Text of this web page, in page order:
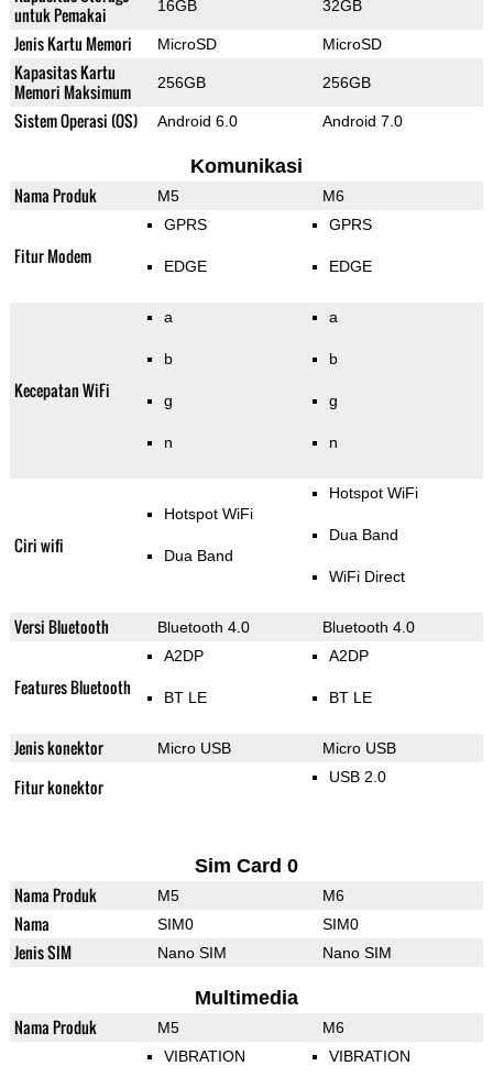
untuk Pemakai
16GB 32GB
Jenis Kartu Memori MicroSD MicroSD
Kapasitas Kartu
Memori Maksimum
256GB 256GB
Sistem Operasi (OS) Android 6.0 Android 7.0
Komunikasi
Nama Produk M5 M6
Fitur Modem
GPRS
EDGE
GPRS
EDGE
Kecepatan WiFi
a
b
g
n
a
b
g
n
Ciri wifi
Hotspot WiFi
Dua Band
Hotspot WiFi
Dua Band
WiFi Direct
Versi Bluetooth Bluetooth 4.0 Bluetooth 4.0
Features Bluetooth
A2DP
BT LE
A2DP
BT LE
Jenis konektor Micro USB Micro USB
Fitur konektor USB 2.0
Sim Card 0
Nama Produk M5 M6
Nama SIM0 SIM0
Jenis SIM Nano SIM Nano SIM
Multimedia
Nama Produk M5 M6
VIBRATION VIBRATION